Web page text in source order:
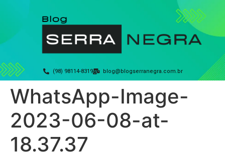
(98) 98114-8319 blog@blogserranegra.com.br
WhatsApp-Image-
2023-06-08-at-
18.37.37